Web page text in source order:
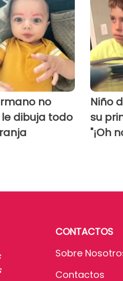
no
dibuja todo
Niño
su
"¡Oh
CONTACTOS
Sobre
Contactos